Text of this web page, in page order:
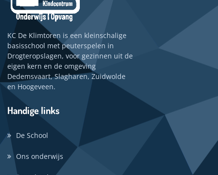
KC De Klimtoren is een kleinschalige
basisschool met peuterspelen in
Drogteropslagen, voor gezinnen uit de
eigen kern en de omgeving
Dedemsvaart, Slagharen, Zuidwolde
en Hoogeveen.
Handige links
De School
Ons onderwijs